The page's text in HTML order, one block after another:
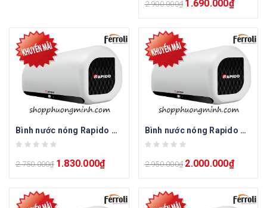
2.900.000₫ 1.690.000₫
Bình nước nóng Rapido Greta GE 15L
2.750.000₫ 1.830.000₫
Bình nước nóng Rapido Greta GE 20L
2.950.000₫ 2.000.000₫